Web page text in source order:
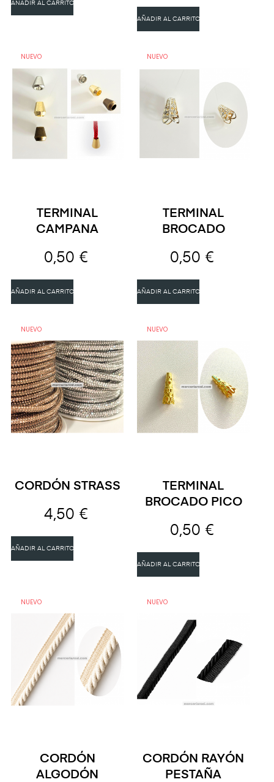
AÑADIR AL CARRITO
AÑADIR AL CARRITO
NUEVO
TERMINAL
CAMPANA
0,50 €
AÑADIR AL CARRITO
NUEVO
TERMINAL
BROCADO
0,50 €
AÑADIR AL CARRITO
NUEVO
CORDÓN STRASS
4,50 €
AÑADIR AL CARRITO
NUEVO
TERMINAL
BROCADO PICO
0,50 €
AÑADIR AL CARRITO
NUEVO
CORDÓN
ALGODÓN
NUEVO
CORDÓN RAYÓN
PESTAÑA